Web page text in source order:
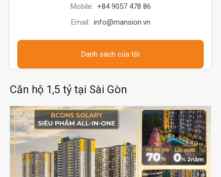
Mobile: +84 9057 478 86
Email: info@mansion.vn
Danh sách của tôi
Căn hộ 1,5 tỷ tại Sài Gòn